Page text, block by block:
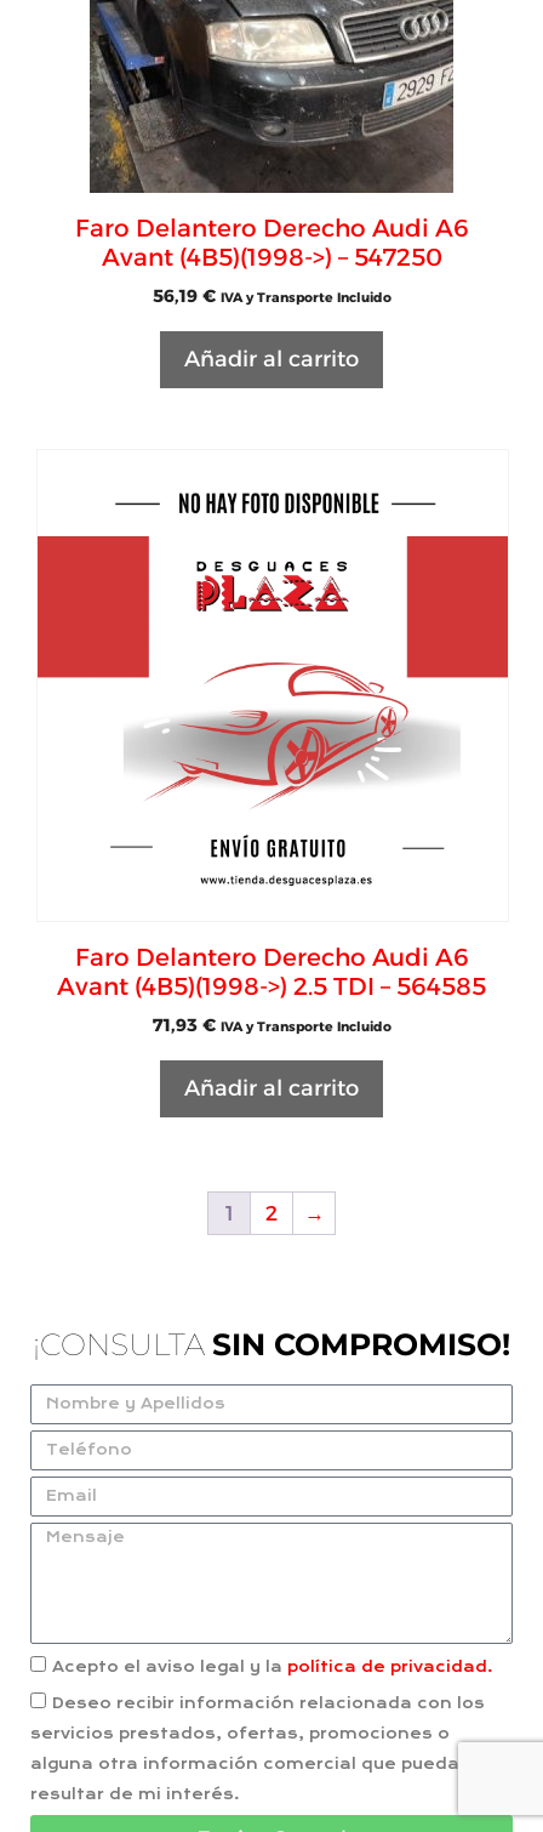
Faro Delantero Derecho Audi A6
Avant (4B5)(1998->) – 547250
56,19 € IVA y Transporte Incluido
Añadir al carrito
Faro Delantero Derecho Audi A6
Avant (4B5)(1998->) 2.5 TDI – 564585
71,93 € IVA y Transporte Incluido
Añadir al carrito
1 2 →
¡CONSULTA SIN COMPROMISO!
Acepto el aviso legal y la política de privacidad.
Deseo recibir información relacionada con los
servicios prestados, ofertas, promociones o
alguna otra información comercial que puedan
resultar de mi interés.